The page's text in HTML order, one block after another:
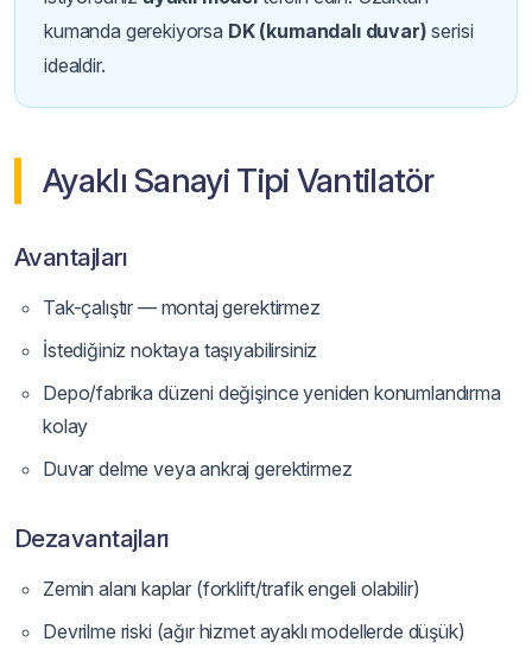
kumanda gerekiyorsa DK (kumandalı duvar) serisi
idealdir.
Ayaklı Sanayi Tipi Vantilatör
Avantajları
Tak-çalıştır — montaj gerektirmez
İstediğiniz noktaya taşıyabilirsiniz
Depo/fabrika düzeni değişince yeniden konumlandırma
kolay
Duvar delme veya ankraj gerektirmez
Dezavantajları
Zemin alanı kaplar (forklift/trafik engeli olabilir)
Devrilme riski (ağır hizmet ayaklı modellerde düşük)